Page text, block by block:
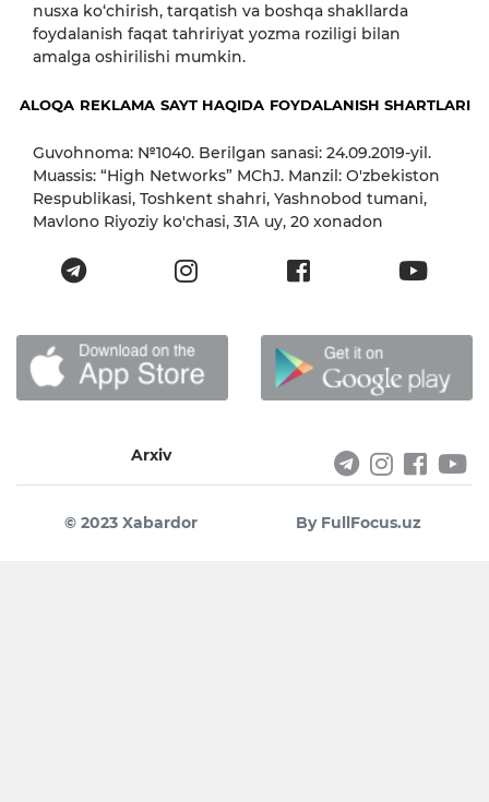
nusxa ko‘chirish, tarqatish va boshqa shakllarda
foydalanish faqat tahririyat yozma roziligi bilan
amalga oshirilishi mumkin.
ALOQA REKLAMA SAYT HAQIDA FOYDALANISH SHARTLARI
Guvohnoma: №1040. Berilgan sanasi: 24.09.2019-yil.
Muassis: “High Networks” MChJ. Manzil: O'zbekiston
Respublikasi, Toshkent shahri, Yashnobod tumani,
Mavlono Riyoziy ko'chasi, 31А uy, 20 xonadon
Arxiv
© 2023 Xabardor By FullFocus.uz